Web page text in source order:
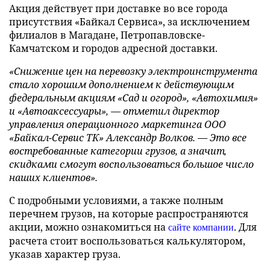
Акция действует при доставке во все города
присутствия «Байкал Сервиса», за исключением
филиалов в Магадане, Петропавловске-
Камчатском и городов адресной доставки.
«Снижение цен на перевозку электроинструмента
стало хорошим дополнением к действующим
федеральным акциям «Сад и огород», «Автохимия»
и «Автоаксессуары», — отметилдиректор
управления операционного маркетинга ООО
«Байкал-Сервис ТК» Александр Волков. — Это все
востребованные категории грузов, а значит,
скидками смогут воспользоваться большое число
наших клиентов».
С подробными условиями, а также полным
перечнем грузов, на которые распространяются
акции, можно ознакомиться на сайте компании. Для
расчета стоит воспользоваться калькулятором,
указав характер груза.